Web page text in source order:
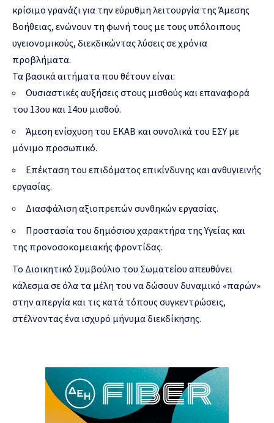
κρίσιμο γρανάζι για την εύρυθμη λειτουργία της Άμεσης
Βοήθειας, ενώνουν τη φωνή τους με τους υπόλοιπους
υγειονομικούς, διεκδικώντας λύσεις σε χρόνια
προβλήματα.
Τα βασικά αιτήματα που θέτουν είναι:
Ουσιαστικές αυξήσεις στους μισθούς και επαναφορά
του 13ου και 14ου μισθού.
Άμεση ενίσχυση του ΕΚΑΒ και συνολικά του ΕΣΥ με
μόνιμο προσωπικό.
Επέκταση του επιδόματος επικίνδυνης και ανθυγιεινής
εργασίας.
Διασφάλιση αξιοπρεπών συνθηκών εργασίας.
Προστασία του δημόσιου χαρακτήρα της Υγείας και
της προνοσοκομειακής φροντίδας.
Το Διοικητικό Συμβούλιο του Σωματείου απευθύνει
κάλεσμα σε όλα τα μέλη του να δώσουν δυναμικό «παρών»
στην απεργία και τις κατά τόπους συγκεντρώσεις,
στέλνοντας ένα ισχυρό μήνυμα διεκδίκησης.